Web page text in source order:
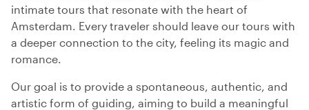
intimate tours that resonate with the heart of
Amsterdam. Every traveler should leave our tours with
a deeper connection to the city, feeling its magic and
romance.
Our goal is to provide a spontaneous, authentic, and
artistic form of guiding, aiming to build a meaningful